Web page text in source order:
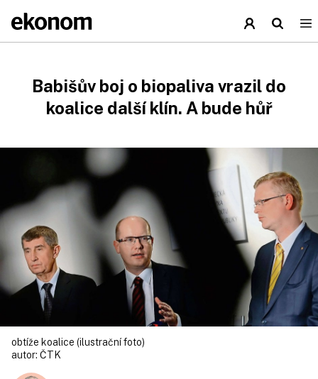
Babišův boj o biopaliva vrazil do
koalice další klín. A bude hůř
obtíže koalice (ilustrační foto)
autor: ČTK